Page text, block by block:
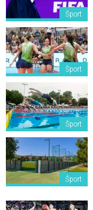
Šport
Šport
Šport
Šport